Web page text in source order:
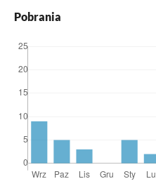
Pobrania